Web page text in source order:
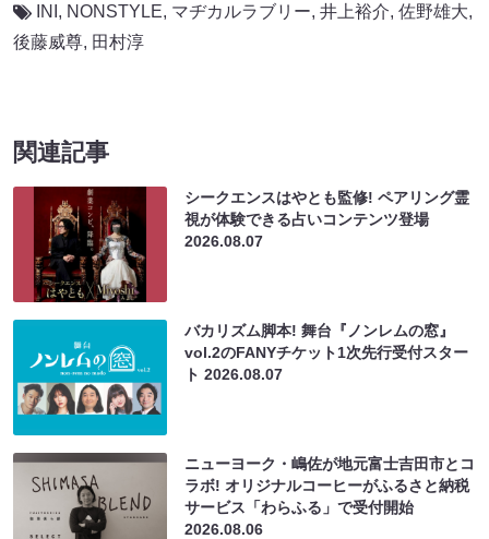
INI , NONSTYLE, マヂカルラブリー, 井上裕介, 佐野雄大,
後藤威尊, 田村淳
関連記事
シークエンスはやとも監修! ペアリング霊
視が体験できる占いコンテンツ登場
2026.08.07
バカリズム脚本! 舞台『ノンレムの窓』
vol.2のFANYチケット1次先行受付スター
ト2026.08.07
ニューヨーク・嶋佐が地元富士吉田市とコ
ラボ! オリジナルコーヒーがふるさと納税
サービス「わらふる」で受付開始
2026.08.06